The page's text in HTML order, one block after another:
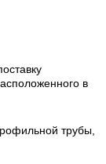
в
трубы,